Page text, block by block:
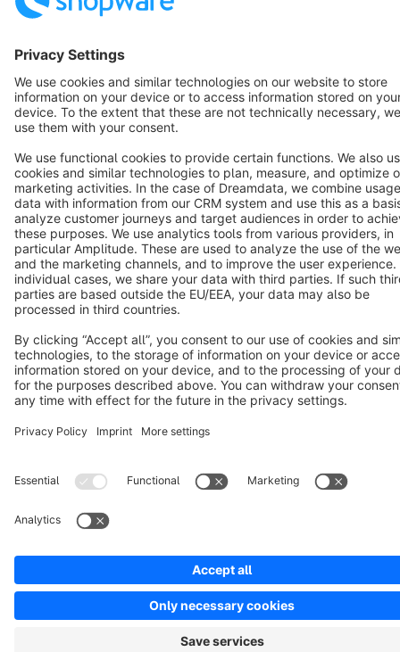
Resources
English
Terms & Conditions Privacy Legal notice
Cookie settings
Copyright © shopware AG - All rights reserved
Notice: * All prices are quoted net of the statutory value-added tax